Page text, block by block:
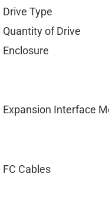
Drive Type
Quantity of Drive
Enclosure
Expansion Interface
FC Cables